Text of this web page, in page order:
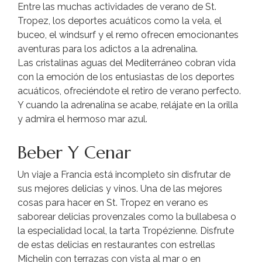
Entre las muchas actividades de verano de St.
Tropez, los deportes acuáticos como la vela, el
buceo, el windsurf y el remo ofrecen emocionantes
aventuras para los adictos a la adrenalina.
Las cristalinas aguas del Mediterráneo cobran vida
con la emoción de los entusiastas de los deportes
acuáticos, ofreciéndote el retiro de verano perfecto.
Y cuando la adrenalina se acabe, relájate en la orilla
y admira el hermoso mar azul.
Beber Y Cenar
Un viaje a Francia está incompleto sin disfrutar de
sus mejores delicias y vinos. Una de las mejores
cosas para hacer en St. Tropez en verano es
saborear delicias provenzales como la bullabesa o
la especialidad local, la tarta Tropézienne. Disfrute
de estas delicias en restaurantes con estrellas
Michelin con terrazas con vista al mar o en